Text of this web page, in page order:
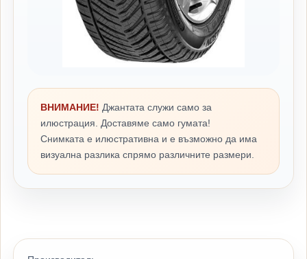
ВНИМАНИЕ! Джантата служи само за
илюстрация. Доставяме само гумата!
Снимката е илюстративна и е възможно да има
визуална разлика спрямо различните размери.